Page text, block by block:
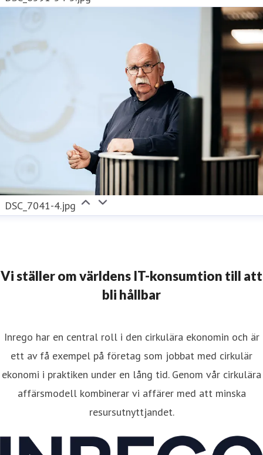
DSC_7041-4.jpg
Vi ställer om världens IT-konsumtion till att
bli hållbar
Inrego har en central roll i den cirkulära ekonomin och är
ett av få exempel på företag som jobbat med cirkulär
ekonomi i praktiken under en lång tid. Genom vår cirkulära
affärsmodell kombinerar vi affärer med att minska
resursutnyttjandet.